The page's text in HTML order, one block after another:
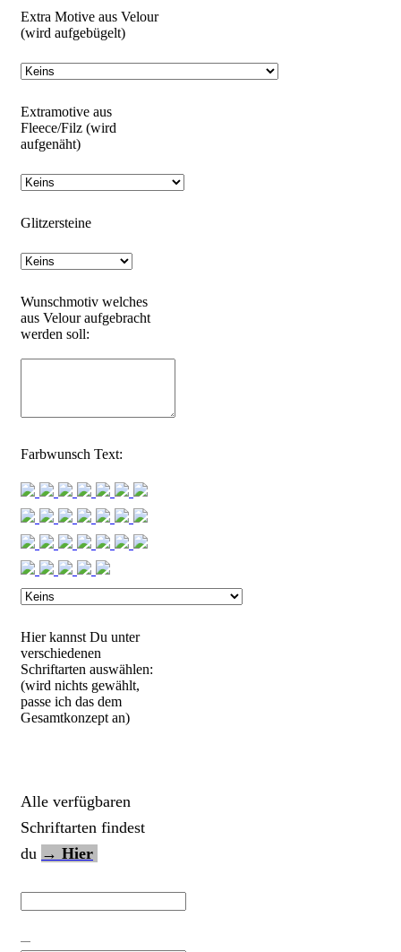
Extra Motive aus Velour
(wird aufgebügelt)
Extramotive aus
Fleece/Filz (wird
aufgenäht)
Glitzersteine
Wunschmotiv welches
aus Velour aufgebracht
werden soll:
Farbwunsch Text:
Hier kannst Du unter
verschiedenen
Schriftarten auswählen:
(wird nichts gewählt,
passe ich das dem
Gesamtkonzept an)
Alle verfügbaren
Schriftarten findest
du → Hier
Geschwisterschultüte